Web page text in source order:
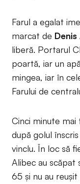
Farul a egalat
marcat de Denis
liberă. Portarul
poartă, iar un
mingea, iar în
Farului de
Cinci minute mai
după golul
vinclu. În loc să
Alibec au scăpat
65 și nu au